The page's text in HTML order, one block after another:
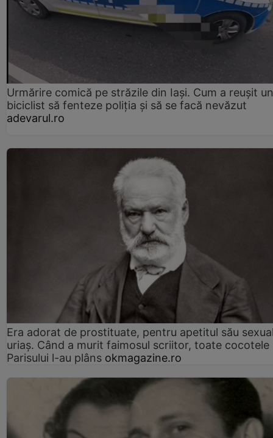
Urmărire comică pe străzile din Iași. Cum a reușit un
biciclist să fenteze poliția și să se facă nevăzut
adevarul.ro
Era adorat de prostituate, pentru apetitul său
uriaș. Când a murit faimosul scriitor, toate cocotele
Parisului l-au plâns okmagazine.ro